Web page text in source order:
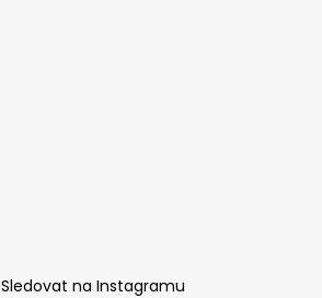
Sledovat na Instagramu